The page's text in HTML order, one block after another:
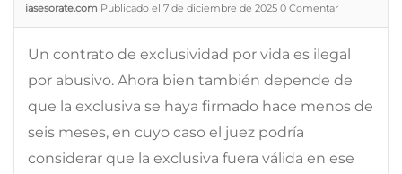
iasesorate.com Publicado el 7 de diciembre de 2025 0 Comentar
Un contrato de exclusividad por vida es ilegal
por abusivo. Ahora bien también depende de
que la exclusiva se haya firmado hace menos de
seis meses, en cuyo caso el juez podría
considerar que la exclusiva fuera válida en ese